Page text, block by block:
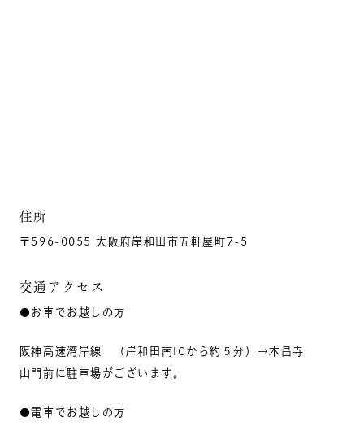
住所
〒596-0055 大阪府岸和田市五軒屋町7-5
交通アクセス
●お車でお越しの方
阪神高速湾岸線 （岸和田南ICから約５分）→本昌寺
山門前に駐車場がございます。
●電車でお越しの方